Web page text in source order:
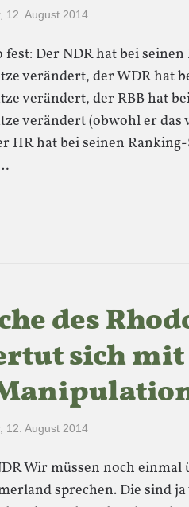
, 12. August 2014
Der NDR hat bei
verändert, der WDR hat
verändert, der RBB hat
verändert (obwohl er das
HR hat bei seinen
des
sich
, 12. August 2014
Wir müssen noch
sprechen. Die sind